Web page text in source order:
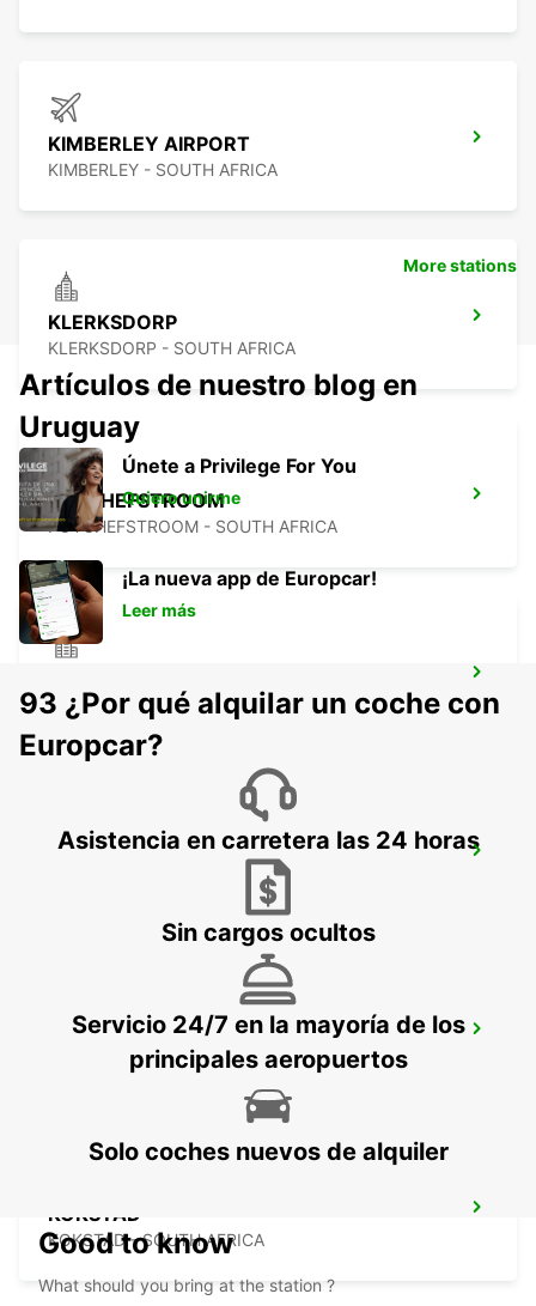
KIMBERLEY AIRPORT
KIMBERLEY - SOUTH AFRICA
KLERKSDORP
KLERKSDORP - SOUTH AFRICA
POTCHEFSTROOM
POTCHEFSTROOM - SOUTH AFRICA
KWAZULU-NATAL - SOUTH AFRICA
VANDERBIJLPARK
VANDERBIJLPARK - SOUTH AFRICA
QUEENSTOWN
QUEENSTOWN - SOUTH AFRICA
KOKSTAD
KOKSTAD - SOUTH AFRICA
More stations
Artículos de nuestro blog en
Uruguay
Únete a Privilege For You
Quiero unirme
¡La nueva app de Europcar!
Leer más
93 ¿Por qué alquilar un coche con
Europcar?
Asistencia en carretera las 24 horas
Sin cargos ocultos
Servicio 24/7 en la mayoría de los
principales aeropuertos
Solo coches nuevos de alquiler
Good to know
What should you bring at the station ?